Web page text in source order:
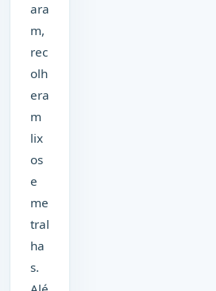
ara
m,
rec
olh
era
m
lix
os
e
me
tral
ha
s.